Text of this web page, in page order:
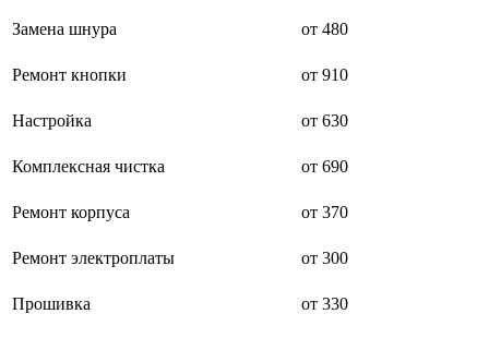
бутербродниц
cd ресиверов
чебуречниц
чиллеров
дарсонвалей
датчиков качества воды
Замена шнура от 480
Ремонт кнопки от 910
Настройка от 630
Комплексная чистка от 690
Ремонт корпуса от 370
Ремонт электроплаты от 300
Прошивка от 330